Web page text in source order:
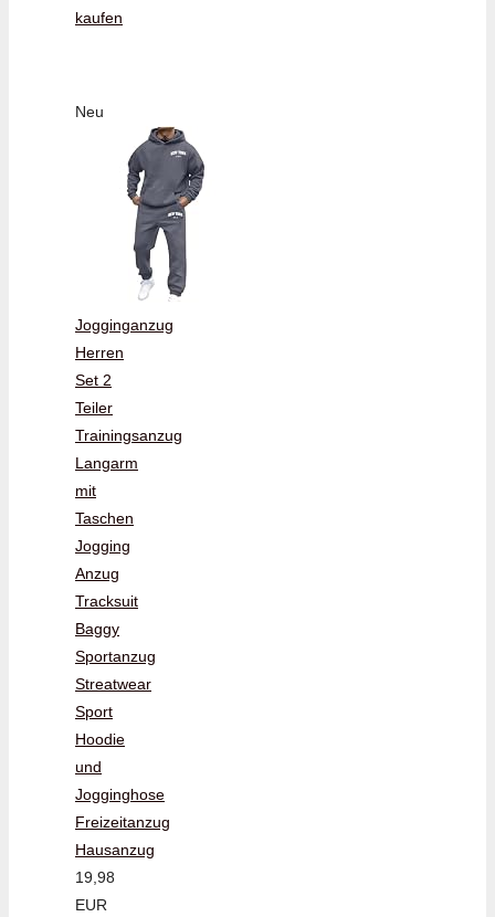
kaufen
Neu
Jogginganzug
Herren
Set 2
Teiler
Trainingsanzug
Langarm
mit
Taschen
Jogging
Anzug
Tracksuit
Baggy
Sportanzug
Streatwear
Sport
Hoodie
und
Jogginghose
Freizeitanzug
Hausanzug
19,98
EUR